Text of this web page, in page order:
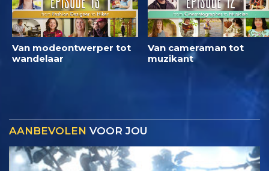
Van modeontwerper tot
wandelaar
Van cameraman tot
muzikant
AANBEVOLEN VOOR JOU